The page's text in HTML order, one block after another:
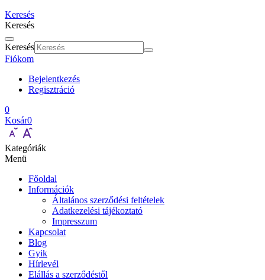
Keresés
Keresés
Keresés
Fiókom
Bejelentkezés
Regisztráció
0
Kosár0
Kategóriák
Menü
Főoldal
Információk
Általános szerződési feltételek
Adatkezelési tájékoztató
Impresszum
Kapcsolat
Blog
Gyik
Hírlevél
Elállás a szerződéstől